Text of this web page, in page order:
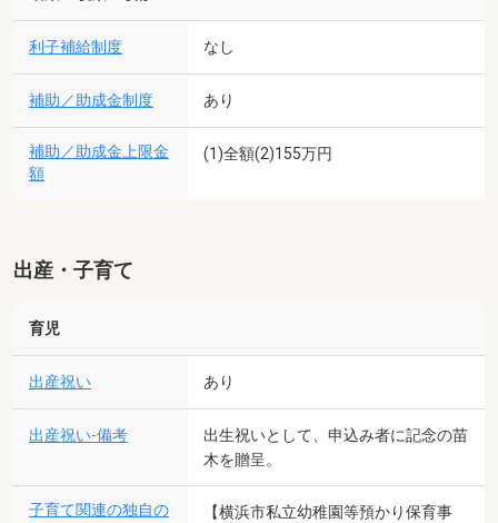
利子補給制度 なし
補助／助成金制度 あり
補助／助成金上限金
額
(1)全額(2)155万円
出産・子育て
育児
出産祝い あり
出産祝い-備考
出生祝いとして、申込み者に記念の苗
木を贈呈。
子育て関連の独自の
【横浜市私立幼稚園等預かり保育事